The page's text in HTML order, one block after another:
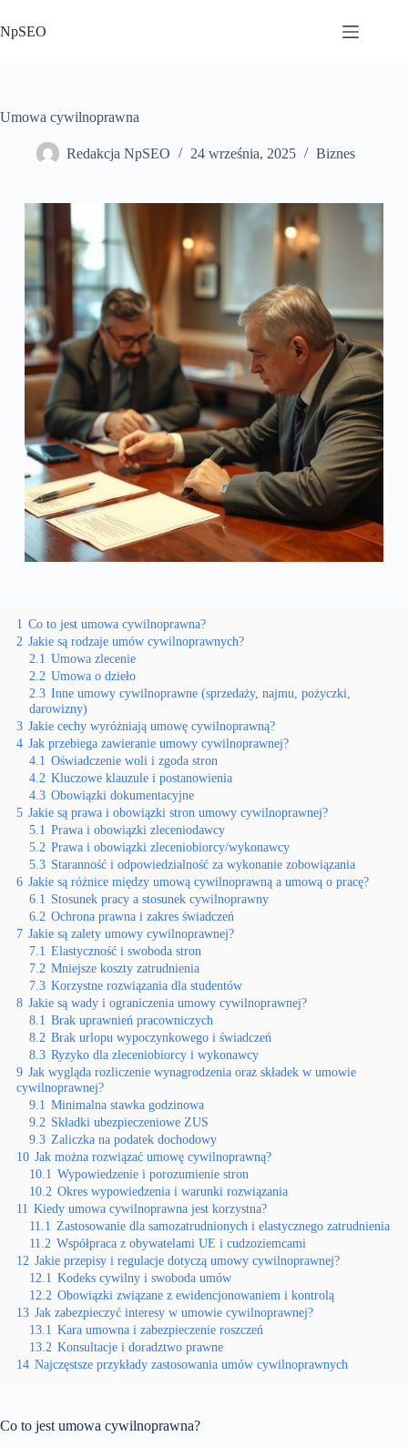
do
treści
NpSEO
Umowa cywilnoprawna
Redakcja NpSEO 24 września, 2025 Biznes
1 Co to jest umowa cywilnoprawna?
2 Jakie są rodzaje umów cywilnoprawnych?
2.1 Umowa zlecenie
2.2 Umowa o dzieło
2.3 Inne umowy cywilnoprawne (sprzedaży, najmu, pożyczki,
darowizny)
3 Jakie cechy wyróżniają umowę cywilnoprawną?
4 Jak przebiega zawieranie umowy cywilnoprawnej?
4.1 Oświadczenie woli i zgoda stron
4.2 Kluczowe klauzule i postanowienia
4.3 Obowiązki dokumentacyjne
5 Jakie są prawa i obowiązki stron umowy cywilnoprawnej?
5.1 Prawa i obowiązki zleceniodawcy
5.2 Prawa i obowiązki zleceniobiorcy/wykonawcy
5.3 Staranność i odpowiedzialność za wykonanie zobowiązania
6 Jakie są różnice między umową cywilnoprawną a umową o pracę?
6.1 Stosunek pracy a stosunek cywilnoprawny
6.2 Ochrona prawna i zakres świadczeń
7 Jakie są zalety umowy cywilnoprawnej?
7.1 Elastyczność i swoboda stron
7.2 Mniejsze koszty zatrudnienia
7.3 Korzystne rozwiązania dla studentów
8 Jakie są wady i ograniczenia umowy cywilnoprawnej?
8.1 Brak uprawnień pracowniczych
8.2 Brak urlopu wypoczynkowego i świadczeń
8.3 Ryzyko dla zleceniobiorcy i wykonawcy
9 Jak wygląda rozliczenie wynagrodzenia oraz składek w umowie
cywilnoprawnej?
9.1 Minimalna stawka godzinowa
9.2 Składki ubezpieczeniowe ZUS
9.3 Zaliczka na podatek dochodowy
10 Jak można rozwiązać umowę cywilnoprawną?
10.1 Wypowiedzenie i porozumienie stron
10.2 Okres wypowiedzenia i warunki rozwiązania
11 Kiedy umowa cywilnoprawna jest korzystna?
11.1 Zastosowanie dla samozatrudnionych i elastycznego zatrudnienia
11.2 Współpraca z obywatelami UE i cudzoziemcami
12 Jakie przepisy i regulacje dotyczą umowy cywilnoprawnej?
12.1 Kodeks cywilny i swoboda umów
12.2 Obowiązki związane z ewidencjonowaniem i kontrolą
13 Jak zabezpieczyć interesy w umowie cywilnoprawnej?
13.1 Kara umowna i zabezpieczenie roszczeń
13.2 Konsultacje i doradztwo prawne
14 Najczęstsze przykłady zastosowania umów cywilnoprawnych
Co to jest umowa cywilnoprawna?